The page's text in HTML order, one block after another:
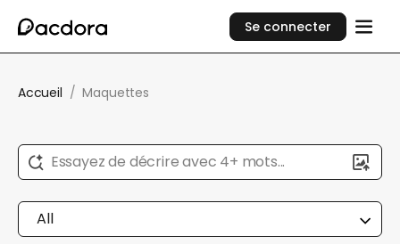
Se connecter
Accueil / Maquettes
Essayez de décrire avec 4+ mots...
All